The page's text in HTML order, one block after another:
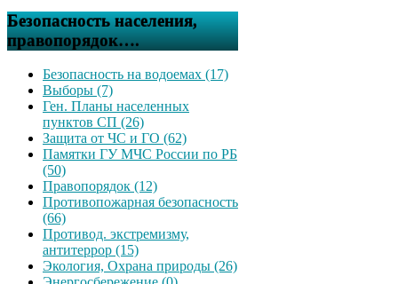
Безопасность населения,
правопорядок….
Безопасность на водоемах (17)
Выборы (7)
Ген. Планы населенных
пунктов СП (26)
Защита от ЧС и ГО (62)
Памятки ГУ МЧС России по РБ
(50)
Правопорядок (12)
Противопожарная безопасность
(66)
Противод. экстремизму,
антитеррор (15)
Экология, Охрана природы (26)